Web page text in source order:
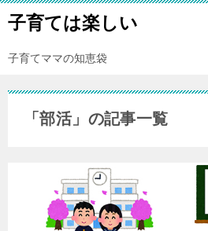
子育ては楽しい
子育てママの知恵袋
「部活」の記事一覧